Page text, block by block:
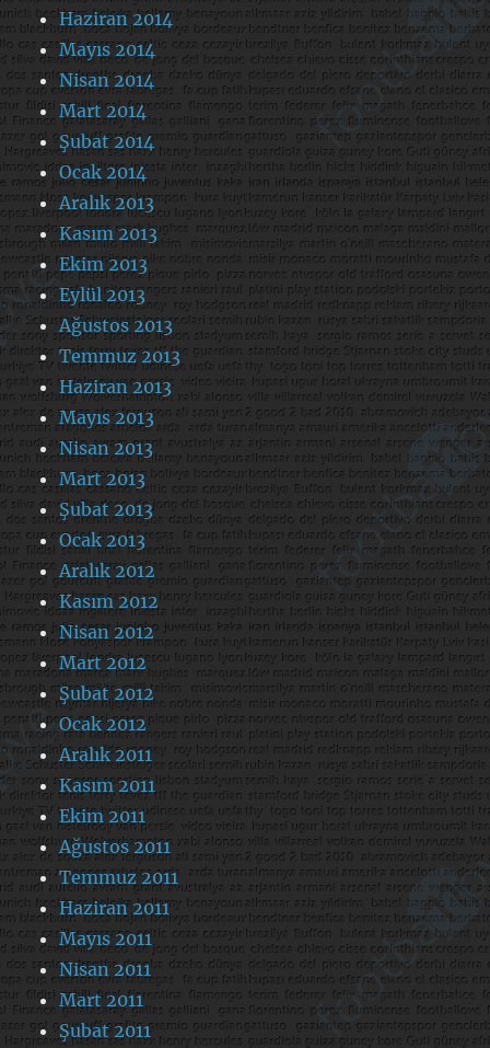
Haziran 2014
Mayıs 2014
Nisan 2014
Mart 2014
Şubat 2014
Ocak 2014
Aralık 2013
Kasım 2013
Ekim 2013
Eylül 2013
Ağustos 2013
Temmuz 2013
Haziran 2013
Mayıs 2013
Nisan 2013
Mart 2013
Şubat 2013
Ocak 2013
Aralık 2012
Kasım 2012
Nisan 2012
Mart 2012
Şubat 2012
Ocak 2012
Aralık 2011
Kasım 2011
Ekim 2011
Ağustos 2011
Temmuz 2011
Haziran 2011
Mayıs 2011
Nisan 2011
Mart 2011
Şubat 2011